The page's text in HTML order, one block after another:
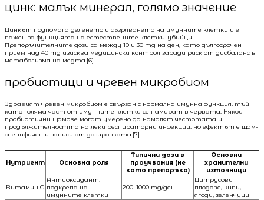
цинк: малък минерал, голямо значение
Цинкът подпомага деленето и съзряването на имунните клетки и е
важен за функцията на естествените клетки-убийци.
Препоръчителните дози са между 10 и 30 mg на ден, като дългосрочен
прием над 40 mg изисква медицински контрол заради риск от дисбаланс в
метаболизма на медта.[6]
пробиотици и чревен микробиом
Здравият чревен микробиом е свързан с нормална имунна функция, тъй
като голяма част от имунните клетки се намират в червата. Някои
пробиотични щамове могат умерено да намалят честотата и
продължителността на леки респираторни инфекции, но ефектът е щам-
специфичен и зависи от дозировката.[7]
Нутриент Основна роля
Типични дози в
проучвания (не
като препоръка)
Основни
хранителни
източници
Витамин C
Антиоксидант,
подкрепа на
имунните клетки
200–1000 mg/ден
Цитрусови
плодове, киви,
ягоди, зеленчуци